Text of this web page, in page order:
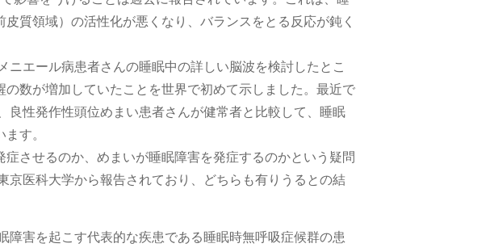
質領域）の活性化が悪くなり、バランスをとる反応が鈍く
ニエール病患者さんの睡眠中の詳しい脳波を検討したとこ
数が増加していたことを世界で初めて示しました。最近で
良性発作性頭位めまい患者さんが健常者と比較して、睡眠
す。
させるのか、めまいが睡眠障害を発症するのかという疑問
京医科大学から報告されており、どちらも有りうるとの結
障害を起こす代表的な疾患である睡眠時無呼吸症候群の患